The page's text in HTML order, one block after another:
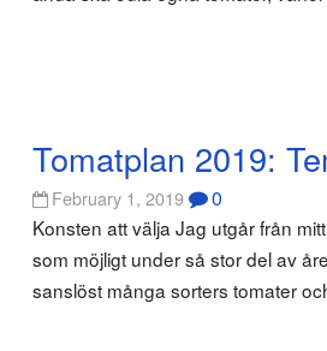
Tomatplan 2019:
February 1, 2019 0
Konsten att välja Jag utgår från
som möjligt under så stor del av
sanslöst många sorters tomater